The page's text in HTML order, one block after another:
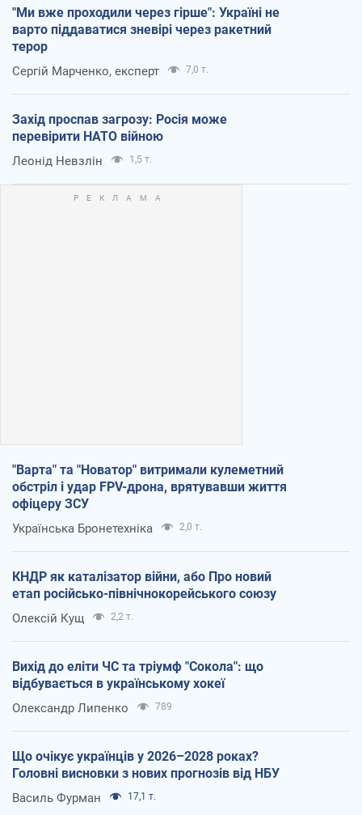
"Ми вже проходили через гірше": Україні не
варто піддаватися зневірі через ракетний
терор
Сергій Марченко, експерт 7,0 т.
Захід проспав загрозу: Росія може
перевірити НАТО війною
Леонід Невзлін 1,5 т.
"Варта" та "Новатор" витримали кулеметний
обстріл і удар FPV-дрона, врятувавши життя
офіцеру ЗСУ
Українська Бронетехніка 2,0 т.
КНДР як каталізатор війни, або Про новий
етап російсько-північнокорейського союзу
Олексій Кущ 2,2 т.
Вихід до еліти ЧС та тріумф "Сокола": що
відбувається в українському хокеї
Олександр Липенко 789
Що очікує українців у 2026–2028 роках?
Головні висновки з нових прогнозів від НБУ
Василь Фурман 17,1 т.